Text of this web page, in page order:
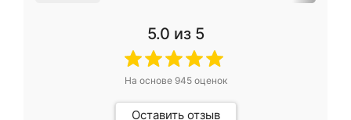
5.0 из 5
На основе 945оценок
Оставить отзыв